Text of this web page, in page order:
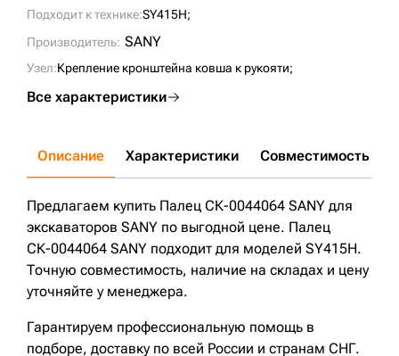
Подходит к технике:SY415H;
Производитель: SANY
Узел:Крепление кронштейна ковша к рукояти;
Все характеристики
Описание Характеристики Совместимость
Предлагаем купить Палец СК-0044064 SANY для
экскаваторов SANY по выгодной цене. Палец
СК-0044064 SANY подходит для моделей SY415H.
Точную совместимость, наличие на складах и цену
уточняйте у менеджера.
Гарантируем профессиональную помощь в
подборе, доставку по всей России и странам СНГ.